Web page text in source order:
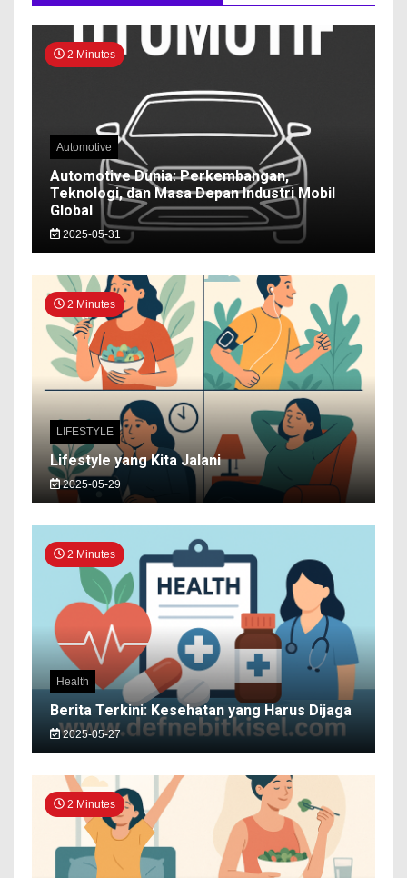
2 Minutes
Automotive
Automotive Dunia: Perkembangan,
Teknologi, dan Masa Depan Industri Mobil
Global
2025-05-31
2 Minutes
LIFESTYLE
Lifestyle yang Kita Jalani
2025-05-29
2 Minutes
Health
Berita Terkini: Kesehatan yang Harus Dijaga
2025-05-27
2 Minutes